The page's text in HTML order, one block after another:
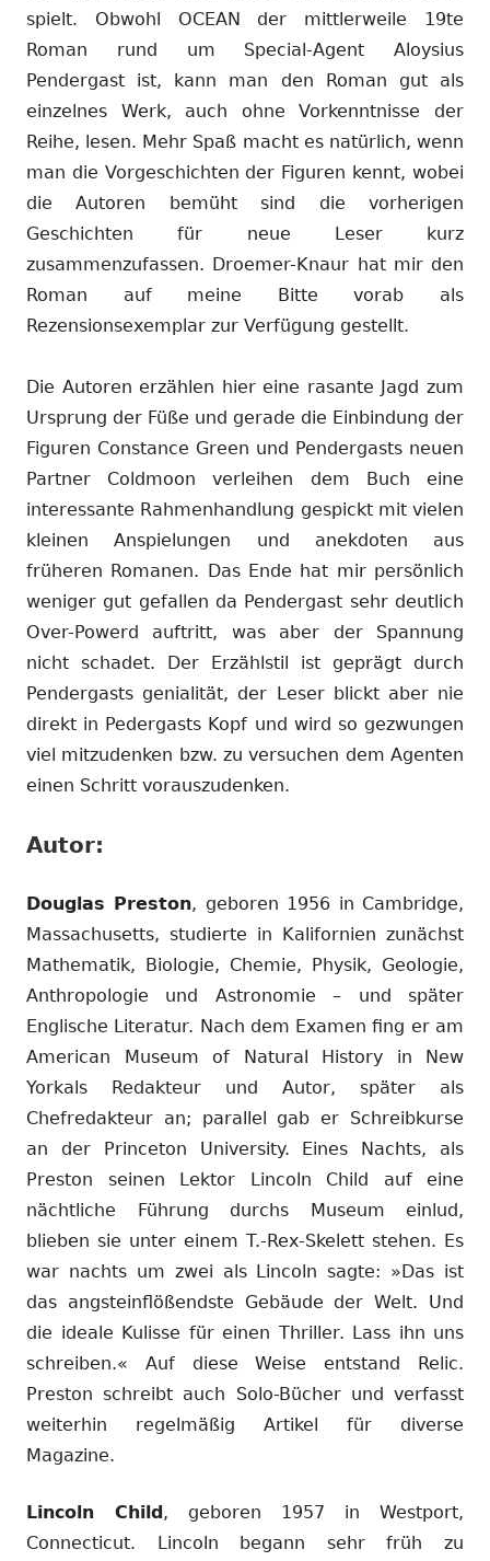
spielt. Obwohl OCEAN der mittlerweile 19te
Roman rund um Special-Agent Aloysius
Pendergast ist, kann man den Roman gut als
einzelnes Werk, auch ohne Vorkenntnisse der
Reihe, lesen. Mehr Spaß macht es natürlich, wenn
man die Vorgeschichten der Figuren kennt, wobei
die Autoren bemüht sind die vorherigen
Geschichten für neue Leser kurz
zusammenzufassen. Droemer-Knaur hat mir den
Roman auf meine Bitte vorab als
Rezensionsexemplar zur Verfügung gestellt.
Die Autoren erzählen hier eine rasante Jagd zum
Ursprung der Füße und gerade die Einbindung der
Figuren Constance Green und Pendergasts neuen
Partner Coldmoon verleihen dem Buch eine
interessante Rahmenhandlung gespickt mit vielen
kleinen Anspielungen und anekdoten aus
früheren Romanen. Das Ende hat mir persönlich
weniger gut gefallen da Pendergast sehr deutlich
Over-Powerd auftritt, was aber der Spannung
nicht schadet. Der Erzählstil ist geprägt durch
Pendergasts genialität, der Leser blickt aber nie
direkt in Pedergasts Kopf und wird so gezwungen
viel mitzudenken bzw. zu versuchen dem Agenten
einen Schritt vorauszudenken.
Autor:
Douglas Preston, geboren 1956 in Cambridge,
Massachusetts, studierte in Kalifornien zunächst
Mathematik, Biologie, Chemie, Physik, Geologie,
Anthropologie und Astronomie – und später
Englische Literatur. Nach dem Examen fing er am
American Museum of Natural History in New
Yorkals Redakteur und Autor, später als
Chefredakteur an; parallel gab er Schreibkurse
an der Princeton University. Eines Nachts, als
Preston seinen Lektor Lincoln Child auf eine
nächtliche Führung durchs Museum einlud,
blieben sie unter einem T.-Rex-Skelett stehen. Es
war nachts um zwei als Lincoln sagte: »Das ist
das angsteinflößendste Gebäude der Welt. Und
die ideale Kulisse für einen Thriller. Lass ihn uns
schreiben.« Auf diese Weise entstand Relic.
Preston schreibt auch Solo-Bücher und verfasst
weiterhin regelmäßig Artikel für diverse
Magazine.
Lincoln Child, geboren 1957 in Westport,
Connecticut. Lincoln begann sehr früh zu